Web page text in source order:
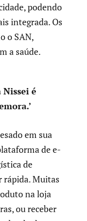
podendo
integrada. Os
o SAN,
a saúde.
é
em sua
de e-
de
rápida. Muitas
na loja
ou receber